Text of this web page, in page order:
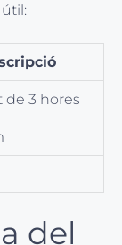
de 3 hores
del